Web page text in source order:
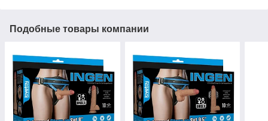
Подобные товары компании